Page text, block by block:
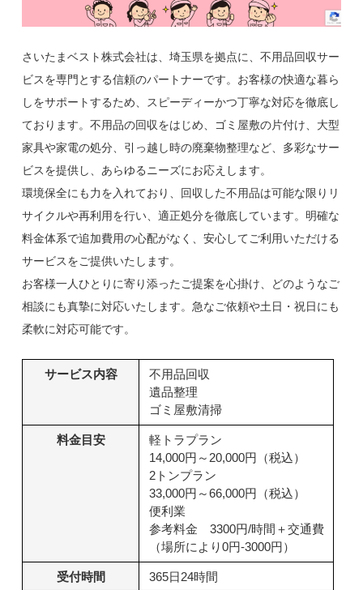
さいたまベスト株式会社は、埼玉県を拠点に、不用品回収サー
ビスを専門とする信頼のパートナーです。お客様の快適な暮ら
しをサポートするため、スピーディーかつ丁寧な対応を徹底し
ております。不用品の回収をはじめ、ゴミ屋敷の片付け、大型
家具や家電の処分、引っ越し時の廃棄物整理など、多彩なサー
ビスを提供し、あらゆるニーズにお応えします。
環境保全にも力を入れており、回収した不用品は可能な限りリ
サイクルや再利用を行い、適正処分を徹底しています。明確な
料金体系で追加費用の心配がなく、安心してご利用いただける
サービスをご提供いたします。
お客様一人ひとりに寄り添ったご提案を心掛け、どのようなご
相談にも真摯に対応いたします。急なご依頼や土日・祝日にも
柔軟に対応可能です。
サービス内容
不用品回収
遺品整理
ゴミ屋敷清掃
料金目安
軽トラプラン
14,000円～20,000円（税込）
2トンプラン
33,000円～66,000円（税込）
便利業
参考料金 3300円/時間＋交通費
（場所により0円-3000円）
受付時間 365日24時間